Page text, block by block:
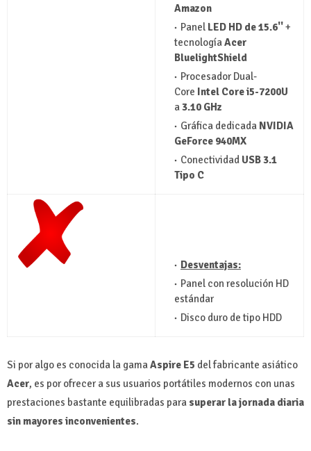
Amazon
Panel LED HD de 15.6''+
tecnologíaAcer
BluelightShield
Procesador Dual-
Core Intel Core i5-7200U
a3.10 GHz
Gráfica dedicada NVIDIA
GeForce 940MX
Conectividad USB 3.1
Tipo C
Desventajas:
Panel con resolución HD
estándar
Disco duro de tipo HDD
Si por algo es conocida la gamaAspire E5 del fabricante asiático
Acer, es por ofrecer a sus usuarios portátiles modernos con unas
prestaciones bastante equilibradas para superar la jornada diaria
sin mayores inconvenientes.